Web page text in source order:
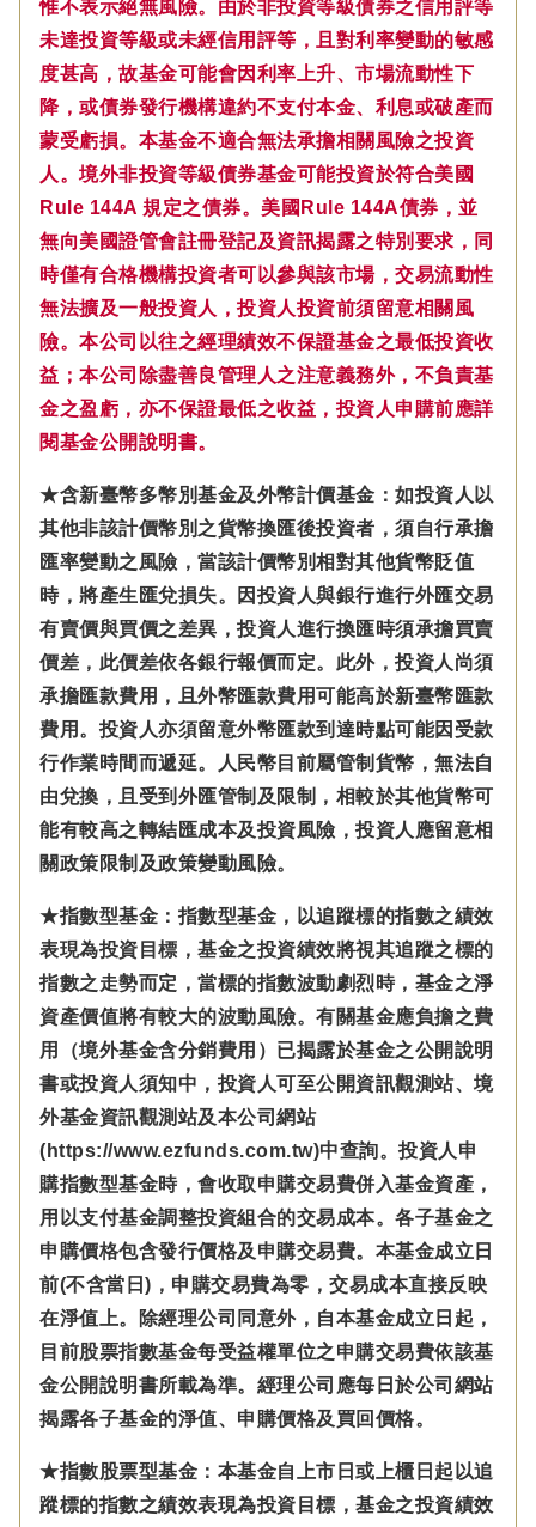
惟不表示絕無風險。由於非投資等級債券之信用評等
未達投資等級或未經信用評等，且對利率變動的敏感
度甚高，故基金可能會因利率上升、市場流動性下
降，或債券發行機構違約不支付本金、利息或破產而
蒙受虧損。本基金不適合無法承擔相關風險之投資
人。境外非投資等級債券基金可能投資於符合美國
Rule 144A 規定之債券。美國Rule 144A債券，並
無向美國證管會註冊登記及資訊揭露之特別要求，同
時僅有合格機構投資者可以參與該市場，交易流動性
無法擴及一般投資人，投資人投資前須留意相關風
險。本公司以往之經理績效不保證基金之最低投資收
益；本公司除盡善良管理人之注意義務外，不負責基
金之盈虧，亦不保證最低之收益，投資人申購前應詳
閱基金公開說明書。
★含新臺幣多幣別基金及外幣計價基金：如投資人以
其他非該計價幣別之貨幣換匯後投資者，須自行承擔
匯率變動之風險，當該計價幣別相對其他貨幣貶值
時，將產生匯兌損失。因投資人與銀行進行外匯交易
有賣價與買價之差異，投資人進行換匯時須承擔買賣
價差，此價差依各銀行報價而定。此外，投資人尚須
承擔匯款費用，且外幣匯款費用可能高於新臺幣匯款
費用。投資人亦須留意外幣匯款到達時點可能因受款
行作業時間而遞延。人民幣目前屬管制貨幣，無法自
由兌換，且受到外匯管制及限制，相較於其他貨幣可
能有較高之轉結匯成本及投資風險，投資人應留意相
關政策限制及政策變動風險。
★指數型基金：指數型基金，以追蹤標的指數之績效
表現為投資目標，基金之投資績效將視其追蹤之標的
指數之走勢而定，當標的指數波動劇烈時，基金之淨
資產價值將有較大的波動風險。有關基金應負擔之費
用（境外基金含分銷費用）已揭露於基金之公開說明
書或投資人須知中，投資人可至公開資訊觀測站、境
外基金資訊觀測站及本公司網站
(https://www.ezfunds.com.tw)中查詢。投資人申
購指數型基金時，會收取申購交易費併入基金資產，
用以支付基金調整投資組合的交易成本。各子基金之
申購價格包含發行價格及申購交易費。本基金成立日
前(不含當日)，申購交易費為零，交易成本直接反映
在淨值上。除經理公司同意外，自本基金成立日起，
目前股票指數基金每受益權單位之申購交易費依該基
金公開說明書所載為準。經理公司應每日於公司網站
揭露各子基金的淨值、申購價格及買回價格。
★指數股票型基金：本基金自上市日或上櫃日起以追
蹤標的指數之績效表現為投資目標，基金之投資績效